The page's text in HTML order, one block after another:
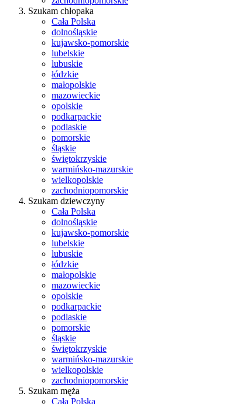
Szukam chłopaka
Cała Polska
dolnośląskie
kujawsko-pomorskie
lubelskie
lubuskie
łódzkie
małopolskie
mazowieckie
opolskie
podkarpackie
podlaskie
pomorskie
śląskie
świętokrzyskie
warmińsko-mazurskie
wielkopolskie
zachodniopomorskie
Szukam dziewczyny
Cała Polska
dolnośląskie
kujawsko-pomorskie
lubelskie
lubuskie
łódzkie
małopolskie
mazowieckie
opolskie
podkarpackie
podlaskie
pomorskie
śląskie
świętokrzyskie
warmińsko-mazurskie
wielkopolskie
zachodniopomorskie
Szukam męża
Cała Polska